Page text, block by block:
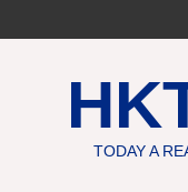
to
TODAY A